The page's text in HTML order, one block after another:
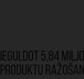
Ieguldot 5,84
produktu